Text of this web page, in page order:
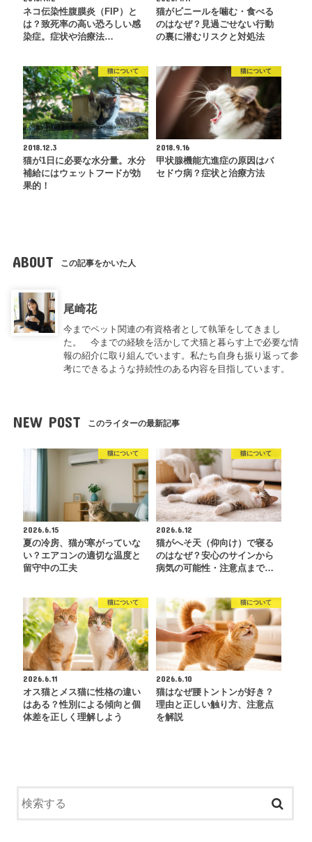
ネコ伝染性腹膜炎（FIP）と
は？致死率の高い恐ろしい感
染症。症状や治療法…
猫がビニールを噛む・食べる
のはなぜ？見過ごせない行動
の裏に潜むリスクと対処法
猫について
2018.12.3
猫が1日に必要な水分量。水分
補給にはウェットフードが効
果的！
猫について
2018.9.16
甲状腺機能亢進症の原因はバ
セドウ病？症状と治療方法
ABOUT この記事をかいた人
尾崎花
今までペット関連の有資格者として執筆をしてきまし
た。 今までの経験を活かして犬猫と暮らす上で必要な情
報の紹介に取り組んでいます。私たち自身も振り返って参
考にできるような持続性のある内容を目指しています。
NEW POST このライターの最新記事
猫について
2026.6.15
夏の冷房、猫が寒がっていな
い？エアコンの適切な温度と
留守中の工夫
猫について
2026.6.12
猫がへそ天（仰向け）で寝る
のはなぜ？安心のサインから
病気の可能性・注意点まで…
猫について
2026.6.11
オス猫とメス猫に性格の違い
はある？性別による傾向と個
体差を正しく理解しよう
猫について
2026.6.10
猫はなぜ腰トントンが好き？
理由と正しい触り方、注意点
を解説